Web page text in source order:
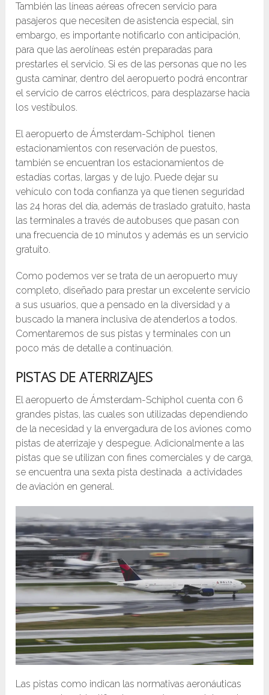
También las líneas aéreas ofrecen servicio para
pasajeros que necesiten de asistencia especial, sin
embargo, es importante notificarlo con anticipación,
para que las aerolíneas estén preparadas para
prestarles el servicio. Si es de las personas que no les
gusta caminar, dentro del aeropuerto podrá encontrar
el servicio de carros eléctricos, para desplazarse hacia
los vestíbulos.
El aeropuerto de Ámsterdam-Schiphol tienen
estacionamientos con reservación de puestos,
también se encuentran los estacionamientos de
estadías cortas, largas y de lujo. Puede dejar su
vehículo con toda confianza ya que tienen seguridad
las 24 horas del día, además de traslado gratuito, hasta
las terminales a través de autobuses que pasan con
una frecuencia de 10 minutos y además es un servicio
gratuito.
Como podemos ver se trata de un aeropuerto muy
completo, diseñado para prestar un excelente servicio
a sus usuarios, que a pensado en la diversidad y a
buscado la manera inclusiva de atenderlos a todos.
Comentaremos de sus pistas y terminales con un
poco más de detalle a continuación.
PISTAS DE ATERRIZAJES
El aeropuerto de Ámsterdam-Schiphol cuenta con 6
grandes pistas, las cuales son utilizadas dependiendo
de la necesidad y la envergadura de los aviones como
pistas de aterrizaje y despegue. Adicionalmente a las
pistas que se utilizan con fines comerciales y de carga,
se encuentra una sexta pista destinada a actividades
de aviación en general.
Las pistas como indican las normativas aeronáuticas